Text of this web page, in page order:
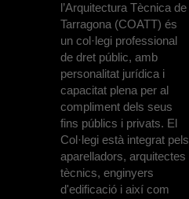
l’Arquitectura Tècnica de
Tarragona (COATT) és
un col·legi professional
de dret públic, amb
personalitat jurídica i
capacitat plena per al
compliment dels seus
fins públics i privats. El
Col·legi està integrat pels
aparelladors, arquitectes
tècnics, enginyers
d'edificació i així com